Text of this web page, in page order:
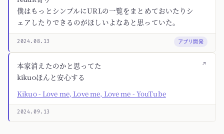
僕はもっとシンプルにURLの一覧をまとめておいたりシ
ェアしたりできるのがほしいよなあと思っていた。
2024.08.13 アプリ開発
↗
本家消えたのかと思ってた
kikuoほんと安心する
Kikuo - Love me, Love me, Love me - YouTube
2024.09.13